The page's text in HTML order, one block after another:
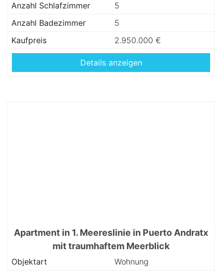
Anzahl Schlafzimmer
5
Anzahl Badezimmer
5
Kaufpreis
2.950.000 €
Details anzeigen
Apartment in 1. Meereslinie in Puerto Andratx
mit traumhaftem Meerblick
Objektart Wohnung